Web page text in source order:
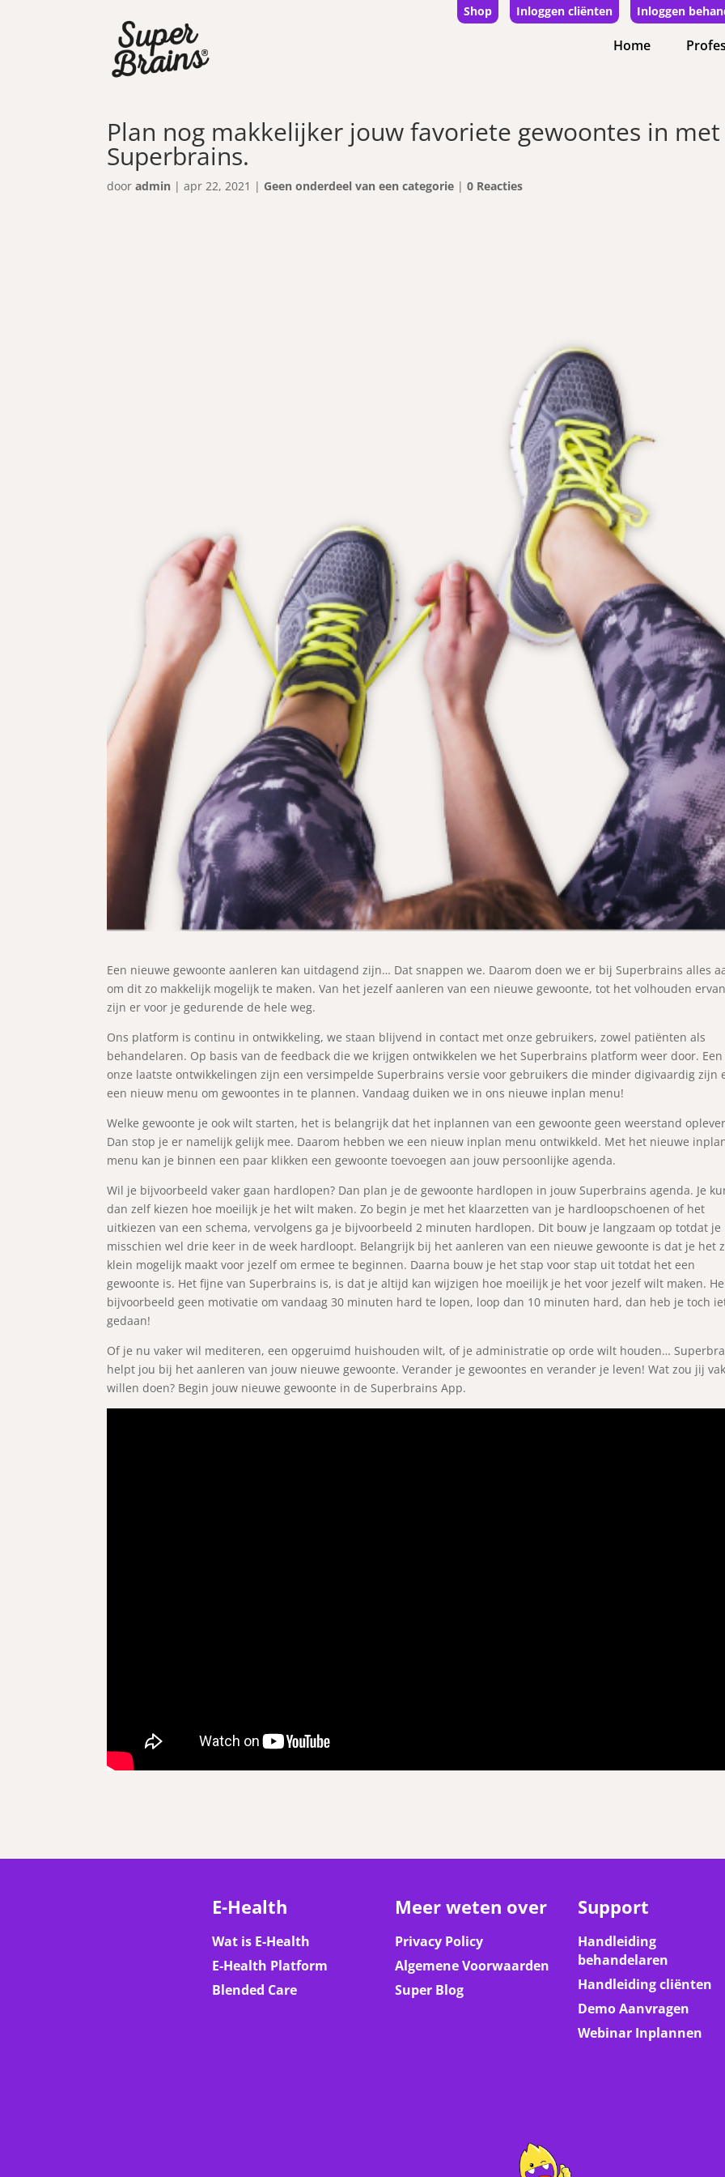
Shop Inloggen cliënten Inloggen
Home
Plan nog makkelijker jouw favoriete gewoontes in met
Superbrains.
door admin | apr 22, 2021 | Geen onderdeel van een categorie | 0 Reacties
Een nieuwe gewoonte aanleren kan uitdagend zijn… Dat snappen we. Daarom doen we er bij Superbrains alles
om dit zo makkelijk mogelijk te maken. Van het jezelf aanleren van een nieuwe gewoonte, tot het volhouden
zijn er voor je gedurende de hele weg.
Ons platform is continu in ontwikkeling, we staan blijvend in contact met onze gebruikers, zowel patiënten als
behandelaren. Op basis van de feedback die we krijgen ontwikkelen we het Superbrains platform weer door. Een
onze laatste ontwikkelingen zijn een versimpelde Superbrains versie voor gebruikers die minder digivaardig zijn
een nieuw menu om gewoontes in te plannen. Vandaag duiken we in ons nieuwe inplan menu!
Welke gewoonte je ook wilt starten, het is belangrijk dat het inplannen van een gewoonte geen weerstand
Dan stop je er namelijk gelijk mee. Daarom hebben we een nieuw inplan menu ontwikkeld. Met het nieuwe
menu kan je binnen een paar klikken een gewoonte toevoegen aan jouw persoonlijke agenda.
Wil je bijvoorbeeld vaker gaan hardlopen? Dan plan je de gewoonte hardlopen in jouw Superbrains agenda. Je
dan zelf kiezen hoe moeilijk je het wilt maken. Zo begin je met het klaarzetten van je hardloopschoenen of het
uitkiezen van een schema, vervolgens ga je bijvoorbeeld 2 minuten hardlopen. Dit bouw je langzaam op totdat je
misschien wel drie keer in de week hardloopt. Belangrijk bij het aanleren van een nieuwe gewoonte is dat je het
klein mogelijk maakt voor jezelf om ermee te beginnen. Daarna bouw je het stap voor stap uit totdat het een
gewoonte is. Het fijne van Superbrains is, is dat je altijd kan wijzigen hoe moeilijk je het voor jezelf wilt maken.
bijvoorbeeld geen motivatie om vandaag 30 minuten hard te lopen, loop dan 10 minuten hard, dan heb je toch
gedaan!
Of je nu vaker wil mediteren, een opgeruimd huishouden wilt, of je administratie op orde wilt houden…
helpt jou bij het aanleren van jouw nieuwe gewoonte. Verander je gewoontes en verander je leven! Wat zou jij
willen doen? Begin jouw nieuwe gewoonte in de Superbrains App.
E-Health
Wat is E-Health
E-Health Platform
Blended Care
Meer weten over
Privacy Policy
Algemene Voorwaarden
Super Blog
Support
Handleiding
behandelaren
Handleiding cliënten
Demo Aanvragen
Webinar Inplannen